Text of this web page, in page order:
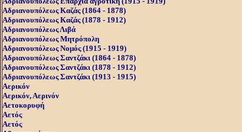
Αδριανουπόλεως Καζάς (1864 - 1878)
Αδριανουπόλεως Καζάς (1878 - 1912)
Αδριανουπόλεως Λιβά
Αδριανουπόλεως Μητρόπολη
Αδριανουπόλεως Νομός (1915 - 1919)
Αδριανουπόλεως Σαντζάκι (1864 - 1878)
Αδριανουπόλεως Σαντζάκι (1878 - 1912)
Αδριανουπόλεως Σαντζάκι (1913 - 1915)
Αερικόν
Αερικόν, Αερινόν
Αετοκορυφή
Αετός
Αετός